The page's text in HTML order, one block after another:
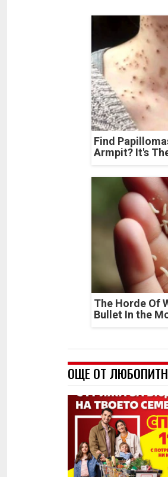
Find
Armpit? It's
The Horde Of
Bullet In the
ОЩЕ ОТ